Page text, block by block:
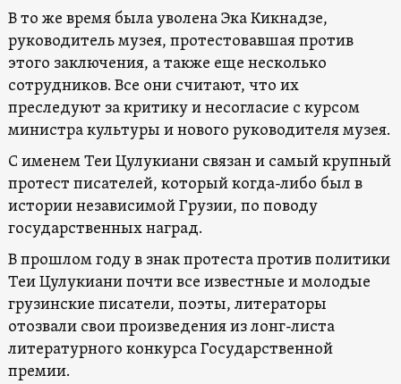
В то же время была уволена Эка Кикнадзе,
руководитель музея, протестовавшая против
этого заключения, а также еще несколько
сотрудников. Все они считают, что их
преследуют за критику и несогласие с курсом
министра культуры и нового руководителя музея.
С именем Теи Цулукиани связан и самый крупный
протест писателей, который когда-либо был в
истории независимой Грузии, по поводу
государственных наград.
В прошлом году в знак протеста против политики
Теи Цулукиани почти все известные и молодые
грузинские писатели, поэты, литераторы
отозвали свои произведения из лонг-листа
литературного конкурса Государственной
премии.